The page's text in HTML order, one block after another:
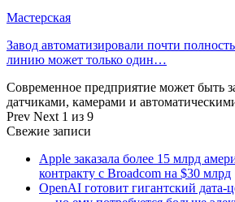
Мастерская
Завод автоматизировали почти
линию может только один…
Современное предприятие может быть
датчиками, камерами и
Prev Next 1 из 9
Свежие записи
Apple заказала более 15 млрд
контракту с Broadcom на $30 млрд
OpenAI готовит гигантский дата-